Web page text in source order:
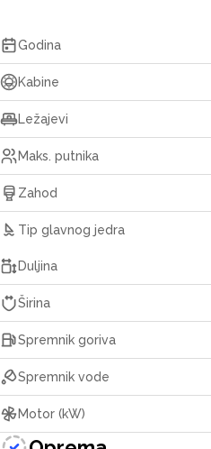
Godina
Kabine
Ležajevi
Maks. putnika
Zahod
Tip glavnog jedra
Duljina
Širina
Spremnik goriva
Spremnik vode
Motor (kW)